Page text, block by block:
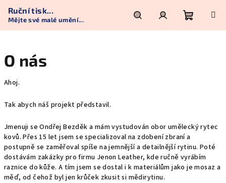
obsah
Ruční tisk...
Mějte své malé umění...
HledatPřihlášeníNákupní
O nás
Ahoj.
Tak abych náš projekt představil.
Jmenuji se Ondřej Bezděk a mám vystudován obor umělecký rytec
kovů. Přes 15 let jsem se specializoval na zdobení zbraní a
postupně se zaměřoval spíše na jemnější a detailnější rytinu. Poté
dostávám zakázky pro firmu Jenon Leather, kde ručně vyrábím
raznice do kůže. A tím jsem se dostal i k materiálům jako je mosaz a
měď, od čehož byl jen krůček zkusit si mědirytinu.